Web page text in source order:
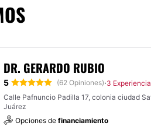
DR. GERARDO RUBIO
5 (62 Opiniones)·3
Calle Pafnuncio Padilla 17, colonia ciudad
Juárez
Opciones de financiamiento